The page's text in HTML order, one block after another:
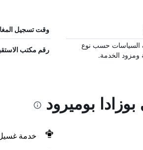
وقت تسجيل
السياسات حسب نوع
ومزود الخدمة.
رقم مكتب
بوميرود
خدمة